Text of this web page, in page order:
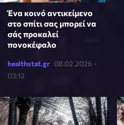
Ένα κοινό αντικείμενο
στο σπίτι σας μπορεί να
σάς προκαλεί
πονοκέφαλο
healthstat.gr 08.02.2026 -
03:12